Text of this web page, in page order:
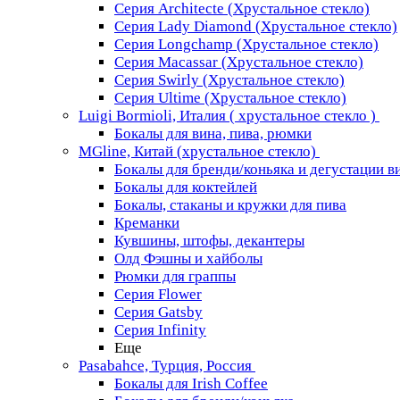
Серия Architecte (Хрустальное стекло)
Серия Lady Diamond (Хрустальное стекло)
Серия Longchamp (Хрустальное стекло)
Серия Macassar (Хрустальное стекло)
Серия Swirly (Хрустальное стекло)
Серия Ultime (Хрустальное стекло)
Luigi Bormioli, Италия ( хрустальное стекло )
Бокалы для вина, пива, рюмки
MGline, Китай (хрустальное стекло)
Бокалы для бренди/коньяка и дегустации
Бокалы для коктейлей
Бокалы, стаканы и кружки для пива
Креманки
Кувшины, штофы, декантеры
Олд Фэшны и хайболы
Рюмки для граппы
Серия Flower
Серия Gatsby
Серия Infinity
Еще
Pasabahce, Турция, Россия
Бокалы для Irish Coffee